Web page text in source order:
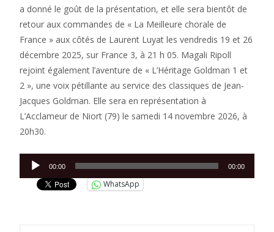
a donné le goût de la présentation, et elle sera bientôt de
retour aux commandes de « La Meilleure chorale de
France » aux côtés de Laurent Luyat les vendredis 19 et 26
décembre 2025, sur France 3, à 21 h 05. Magali Ripoll
rejoint également l’aventure de « L’Héritage Goldman 1 et
2 », une voix pétillante au service des classiques de Jean-
Jacques Goldman. Elle sera en représentation à
L’Acclameur de Niort (79) le samedi 14 novembre 2026, à
20h30.
Lecteur
audio
00:00 00:00
WhatsApp